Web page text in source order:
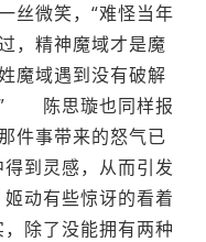
丝微笑，“难怪当年
，精神魔域才是魔
魔域遇到没有破解
” 陈思璇也同样报
件事带来的怒气已
到灵感，从而引发
动有些惊讶的看着
除了没能拥有两种